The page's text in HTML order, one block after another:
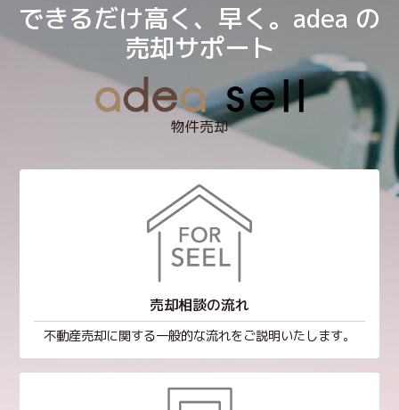
できるだけ高く、早く。adea の
売却サポート
物件売却
売却相談の流れ
不動産売却に関する一般的な流れをご説明いたします。